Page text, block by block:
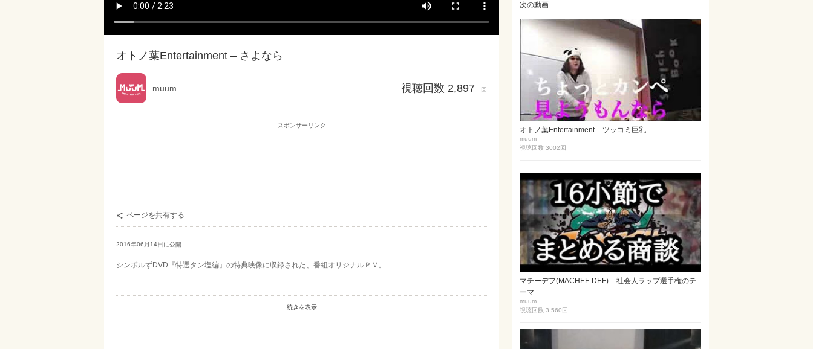
オトノ葉Entertainment – さよなら
muum 視聴回数 2,897 回
スポンサーリンク
 ページを共有する
2016年06月14日に公開
シンボルずDVD『特選タン塩編』の特典映像に収録された、番組オリジナルＰＶ。
続きを表示
次の動画
オトノ葉Entertainment – ツッコミ巨乳
muum
視聴回数 3002 回
マチーデフ(MACHEE DEF) – 社会人ラップ選手権のテ
ーマ
muum
視聴回数 3,560 回